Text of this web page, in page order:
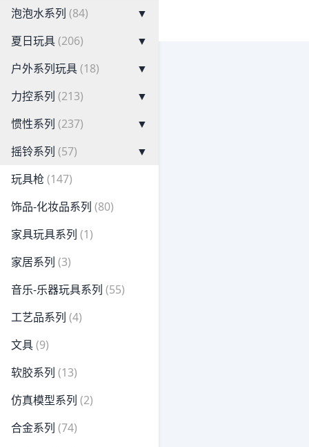
泡泡水系列 (84)
▼
夏日玩具(206)
▼
户外系列玩具(18)
▼
力控系列 (213)
▼
惯性系列 (237)
▼
摇铃系列 (57)
▼
玩具枪 (147)
饰品-化妆品系列 (80)
家具玩具系列 (1)
家居系列 (3)
音乐-乐器玩具系列 (55)
工艺品系列 (4)
文具(9)
软胶系列 (13)
仿真模型系列 (2)
合金系列 (74)